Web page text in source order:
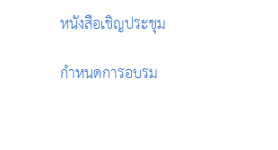
หนังสือเชิญประชุม
กำหนดการอบรม